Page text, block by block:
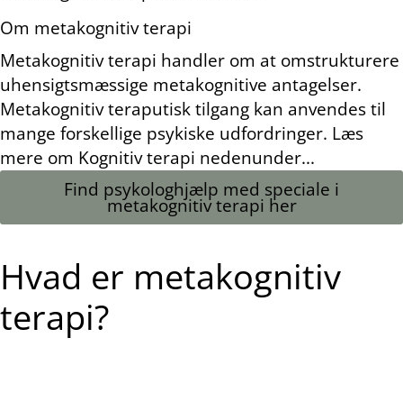
Om metakognitiv terapi
Metakognitiv terapi handler om at omstrukturere
uhensigtsmæssige metakognitive antagelser.
Metakognitiv teraputisk tilgang kan anvendes til
mange forskellige psykiske udfordringer. Læs
mere om Kognitiv terapi nedenunder...
Find psykologhjælp med speciale i
metakognitiv terapi her
Hvad er metakognitiv
terapi?